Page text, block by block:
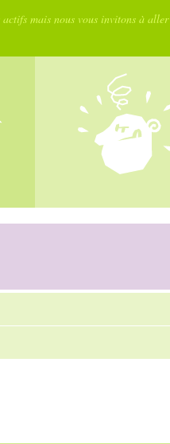
mais nous vous invitons à aller